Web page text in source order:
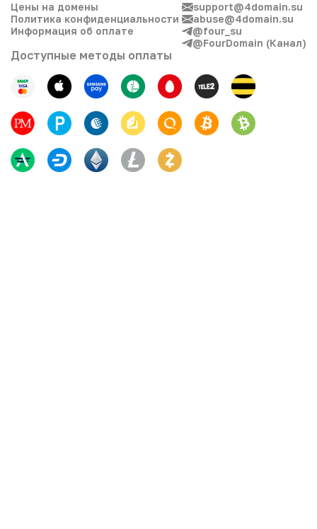
Цены на домены
Политика конфиденциальности
Информация об оплате
support@4domain.su
abuse@4domain.su
@four_su
@FourDomain (Канал)
Доступные методы оплаты